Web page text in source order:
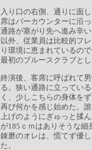
入り口の右側、通りに面
席はバーカウンターに沿
通路が塞がり先へ進み辛
以外、従業員は比較的フ
り環境に恵まれているの
最初のブルースクラブと
終演後、客席に呼ばれて
る。狭い通路に立ってい
く、少しこちらの身体を
再び何かを感じ始めた。
上げのようにぎゅっと揉
が185ｃｍはありそうな
錬磨のオレは、慌てず優
た。